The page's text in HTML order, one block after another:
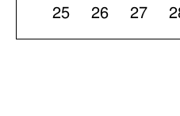
25
26 27